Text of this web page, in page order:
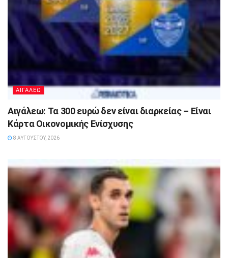
ΑΙΓΑΛΕΩ
Αιγάλεω: Τα 300 ευρώ δεν είναι διαρκείας – Είναι
Κάρτα Οικονομικής Ενίσχυσης
8 ΑΥΓΟΎΣΤΟΥ, 2026